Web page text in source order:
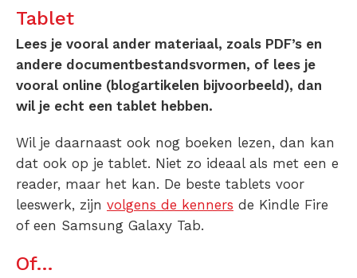
Tablet
Lees je vooral ander materiaal, zoals PDF’s en
andere documentbestandsvormen, of lees je
vooral online (blogartikelen bijvoorbeeld), dan
wil je echt een tablet hebben.
Wil je daarnaast ook nog boeken lezen, dan kan
dat ook op je tablet. Niet zo ideaal als met een e
reader, maar het kan. De beste tablets voor
leeswerk, zijn volgens de kenners de Kindle Fire
of een Samsung Galaxy Tab.
Of…